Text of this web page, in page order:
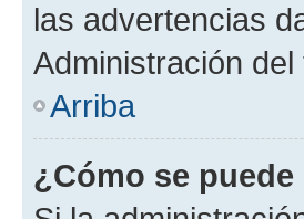
las advertencias
Administración
Arriba
¿Cómo se